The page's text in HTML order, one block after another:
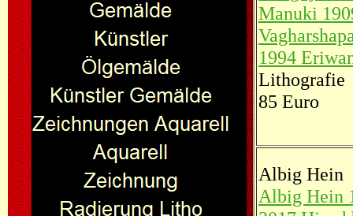
Manuki
1994
Lithografie
85 Euro
Albig Hein
Albig Hein